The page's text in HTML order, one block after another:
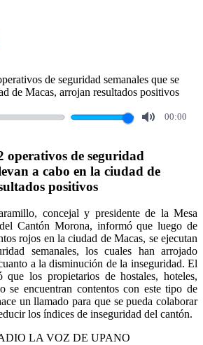
00:00
de seguridad
a cabo en la ciudad de
positivos
concejal y presidente de la Mesa
Cantón Morona, informó que luego de
rojos en la ciudad de Macas, se ejecutan
semanales, los cuales han arrojado
a la disminución de la inseguridad. El
que los propietarios de hostales, hoteles,
se encuentran contentos con este tipo de
un llamado para que se pueda colaborar
los índices de inseguridad del cantón.
LA VOZ DE UPANO